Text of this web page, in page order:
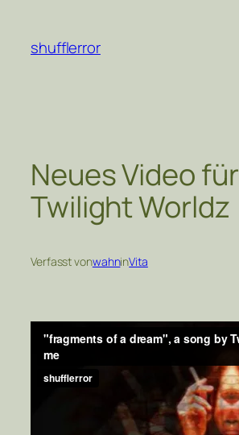
springen
shufflerror
Neues Video für
Twilight Worldz
Verfasst vonwahninVita